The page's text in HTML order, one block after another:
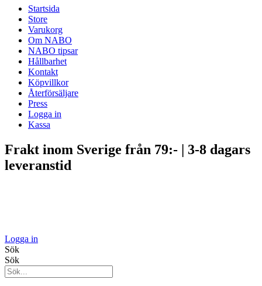
Startsida
Store
Varukorg
Om NABO
NABO tipsar
Hållbarhet
Kontakt
Köpvillkor
Återförsäljare
Press
Logga in
Kassa
Frakt inom Sverige från 79:- | 3-8 dagars
leveranstid
Logga in
Sök
Sök